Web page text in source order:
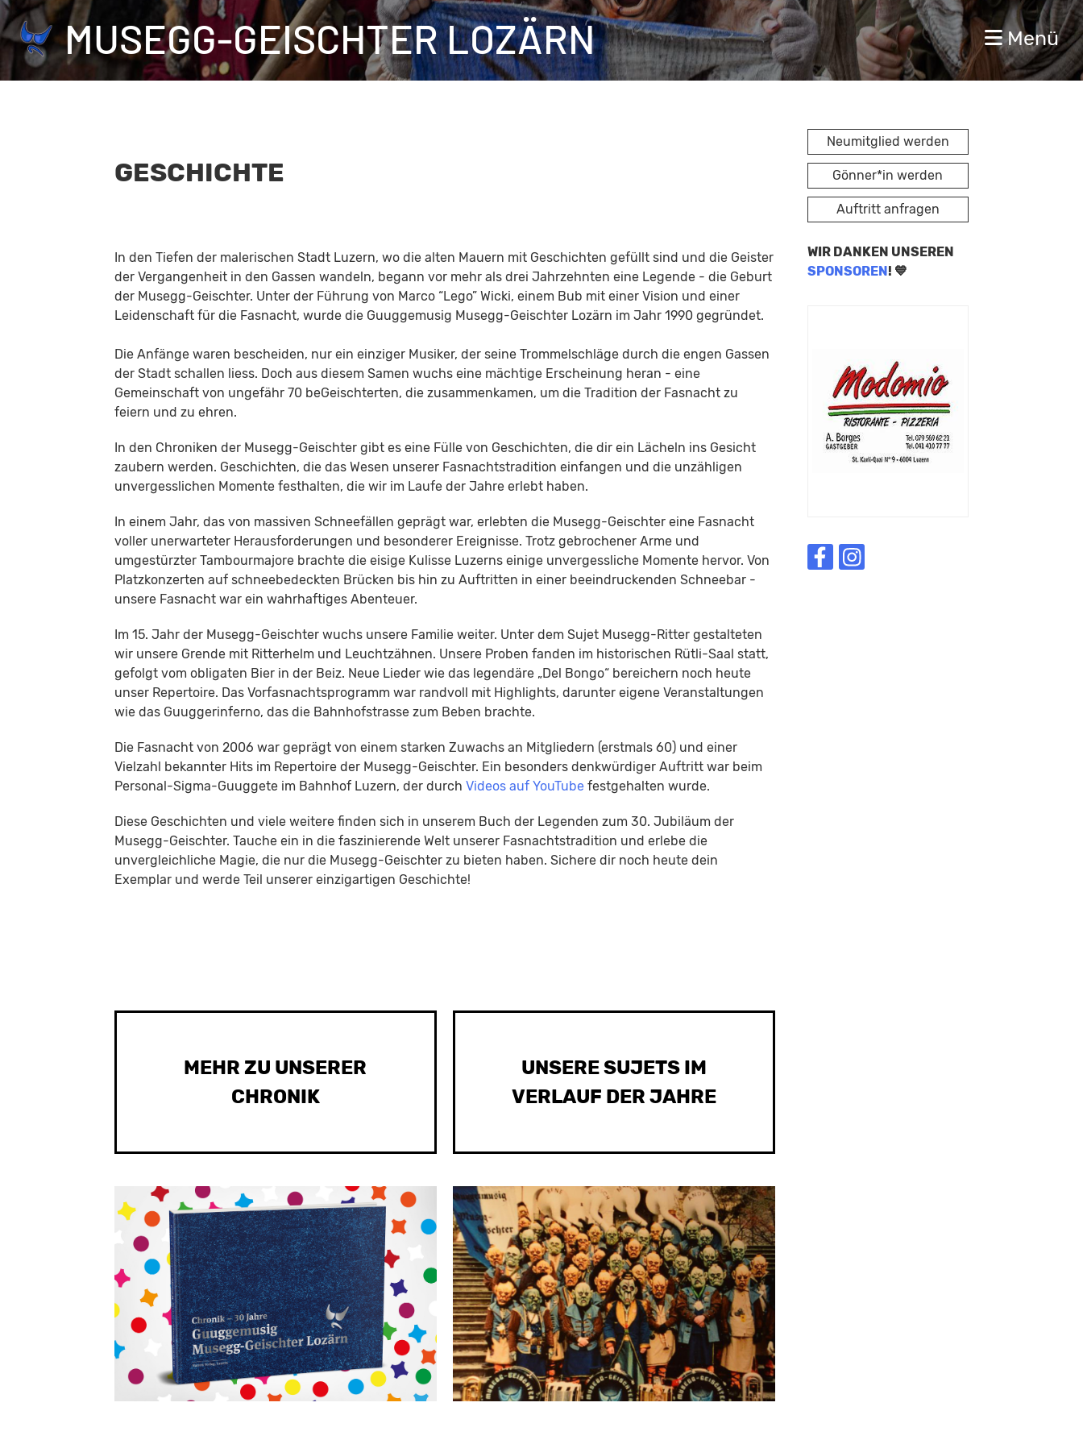
MUSEGG-GEISCHTER LOZÄRN Menü
GESCHICHTE
In den Tiefen der malerischen Stadt Luzern, wo die alten Mauern mit Geschichten gefüllt sind und die Geister
der Vergangenheit in den Gassen wandeln, begann vor mehr als drei Jahrzehnten eine Legende - die Geburt
der Musegg-Geischter. Unter der Führung von Marco “Lego” Wicki, einem Bub mit einer Vision und einer
Leidenschaft für die Fasnacht, wurde die Guuggemusig Musegg-Geischter Lozärn im Jahr 1990 gegründet.
Die Anfänge waren bescheiden, nur ein einziger Musiker, der seine Trommelschläge durch die engen Gassen
der Stadt schallen liess. Doch aus diesem Samen wuchs eine mächtige Erscheinung heran - eine
Gemeinschaft von ungefähr 70 beGeischterten, die zusammenkamen, um die Tradition der Fasnacht zu
feiern und zu ehren.
In den Chroniken der Musegg-Geischter gibt es eine Fülle von Geschichten, die dir ein Lächeln ins Gesicht
zaubern werden. Geschichten, die das Wesen unserer Fasnachtstradition einfangen und die unzähligen
unvergesslichen Momente festhalten, die wir im Laufe der Jahre erlebt haben.
In einem Jahr, das von massiven Schneefällen geprägt war, erlebten die Musegg-Geischter eine Fasnacht
voller unerwarteter Herausforderungen und besonderer Ereignisse. Trotz gebrochener Arme und
umgestürzter Tambourmajore brachte die eisige Kulisse Luzerns einige unvergessliche Momente hervor. Von
Platzkonzerten auf schneebedeckten Brücken bis hin zu Auftritten in einer beeindruckenden Schneebar -
unsere Fasnacht war ein wahrhaftiges Abenteuer.
Im 15. Jahr der Musegg-Geischter wuchs unsere Familie weiter. Unter dem Sujet Musegg-Ritter gestalteten
wir unsere Grende mit Ritterhelm und Leuchtzähnen. Unsere Proben fanden im historischen Rütli-Saal statt,
gefolgt vom obligaten Bier in der Beiz. Neue Lieder wie das legendäre „Del Bongo“ bereichern noch heute
unser Repertoire. Das Vorfasnachtsprogramm war randvoll mit Highlights, darunter eigene Veranstaltungen
wie das Guuggerinferno, das die Bahnhofstrasse zum Beben brachte.
Die Fasnacht von 2006 war geprägt von einem starken Zuwachs an Mitgliedern (erstmals 60) und einer
Vielzahl bekannter Hits im Repertoire der Musegg-Geischter. Ein besonders denkwürdiger Auftritt war beim
Personal-Sigma-Guuggete im Bahnhof Luzern, der durch Videos auf YouTube festgehalten wurde.
Diese Geschichten und viele weitere finden sich in unserem Buch der Legenden zum 30. Jubiläum der
Musegg-Geischter. Tauche ein in die faszinierende Welt unserer Fasnachtstradition und erlebe die
unvergleichliche Magie, die nur die Musegg-Geischter zu bieten haben. Sichere dir noch heute dein
Exemplar und werde Teil unserer einzigartigen Geschichte!
MEHR ZU UNSERER
CHRONIK
UNSERE SUJETS IM
VERLAUF DER JAHRE
Neumitglied werden
Gönner*in werden
Auftritt anfragen
WIR DANKEN UNSEREN
SPONSOREN! 💙